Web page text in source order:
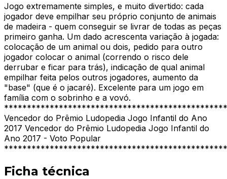
Jogo extremamente simples, e muito divertido: cada
jogador deve empilhar seu próprio conjunto de animais
de madeira - quem conseguir se livrar de todas as peças
primeiro ganha. Um dado acrescenta variação à jogada:
colocação de um animal ou dois, pedido para outro
jogador colocar o animal (correndo o risco dele
derrubar e ficar para trás), indicação de qual animal
empilhar feita pelos outros jogadores, aumento da
"base" (que é o jacaré). Excelente para um jogo em
família com o sobrinho e a vovó.
Vencedor do Prêmio Ludopedia Jogo Infantil do Ano
2017 Vencedor do Prêmio Ludopedia Jogo Infantil do
Ano 2017 - Voto Popular
Ficha técnica